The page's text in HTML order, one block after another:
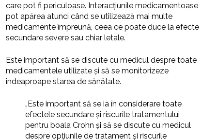
care pot fi periculoase. Interacțiunile medicamentoase
pot apărea atunci când se utilizează mai multe
medicamente împreună, ceea ce poate duce la efecte
secundare severe sau chiar letale.
Este important să se discute cu medicul despre toate
medicamentele utilizate și să se monitorizeze
îndeaproape starea de sănătate.
„Este important să se ia în considerare toate
efectele secundare și riscurile tratamentului
pentru boala Crohn și să se discute cu medicul
despre opțiunile de tratament și riscurile